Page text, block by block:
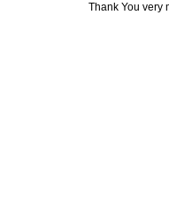
Thank You very